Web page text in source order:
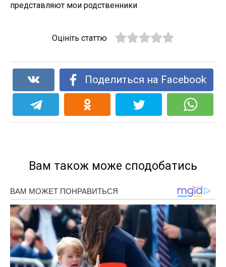
представляют мои родственники
Оцініть статтю
Поделиться на Facebook
Вам також може сподобатись